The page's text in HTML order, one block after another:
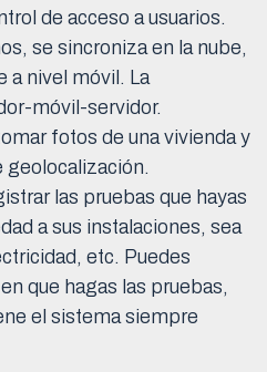
de acceso a usuarios.
se sincroniza en la nube,
a nivel móvil. La
móvil-servidor.
fotos de una vivienda y
geolocalización.
las pruebas que hayas
a sus instalaciones, sea
etc. Puedes
que hagas las pruebas,
el sistema siempre